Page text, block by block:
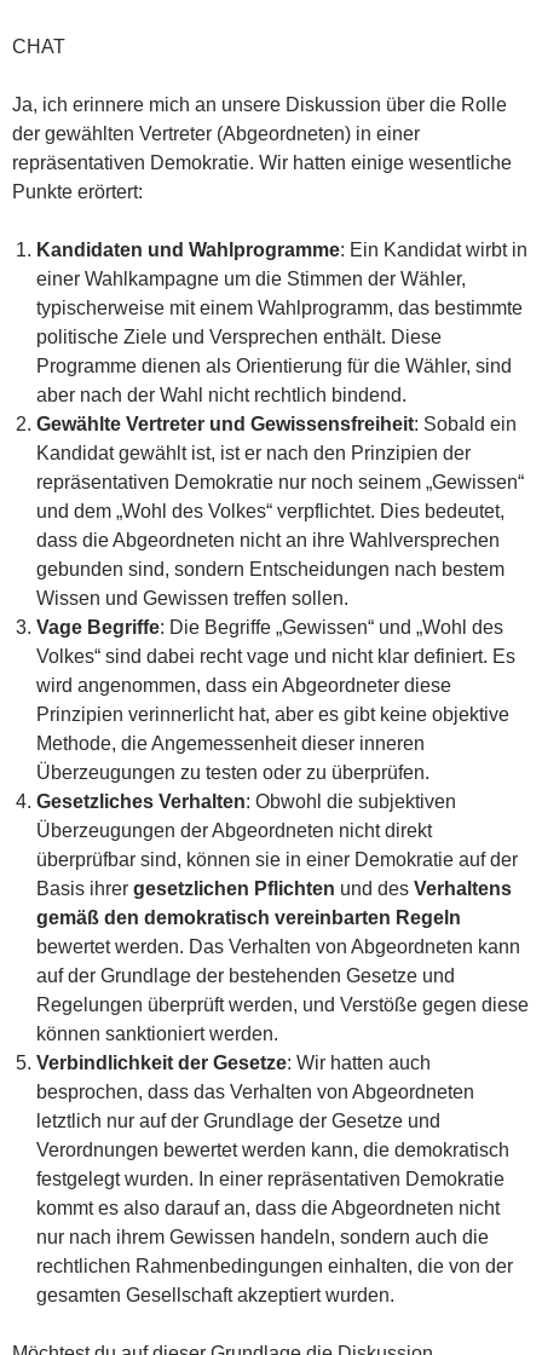
CHAT
Ja, ich erinnere mich an unsere Diskussion über die Rolle
der gewählten Vertreter (Abgeordneten) in einer
repräsentativen Demokratie. Wir hatten einige wesentliche
Punkte erörtert:
Kandidaten und Wahlprogramme: Ein Kandidat wirbt in
einer Wahlkampagne um die Stimmen der Wähler,
typischerweise mit einem Wahlprogramm, das bestimmte
politische Ziele und Versprechen enthält. Diese
Programme dienen als Orientierung für die Wähler, sind
aber nach der Wahl nicht rechtlich bindend.
Gewählte Vertreter und Gewissensfreiheit: Sobald ein
Kandidat gewählt ist, ist er nach den Prinzipien der
repräsentativen Demokratie nur noch seinem „Gewissen“
und dem „Wohl des Volkes“ verpflichtet. Dies bedeutet,
dass die Abgeordneten nicht an ihre Wahlversprechen
gebunden sind, sondern Entscheidungen nach bestem
Wissen und Gewissen treffen sollen.
Vage Begriffe: Die Begriffe „Gewissen“ und „Wohl des
Volkes“ sind dabei recht vage und nicht klar definiert. Es
wird angenommen, dass ein Abgeordneter diese
Prinzipien verinnerlicht hat, aber es gibt keine objektive
Methode, die Angemessenheit dieser inneren
Überzeugungen zu testen oder zu überprüfen.
Gesetzliches Verhalten: Obwohl die subjektiven
Überzeugungen der Abgeordneten nicht direkt
überprüfbar sind, können sie in einer Demokratie auf der
Basis ihrer gesetzlichen Pflichten und des Verhaltens
gemäß den demokratisch vereinbarten Regeln
bewertet werden. Das Verhalten von Abgeordneten kann
auf der Grundlage der bestehenden Gesetze und
Regelungen überprüft werden, und Verstöße gegen diese
können sanktioniert werden.
Verbindlichkeit der Gesetze: Wir hatten auch
besprochen, dass das Verhalten von Abgeordneten
letztlich nur auf der Grundlage der Gesetze und
Verordnungen bewertet werden kann, die demokratisch
festgelegt wurden. In einer repräsentativen Demokratie
kommt es also darauf an, dass die Abgeordneten nicht
nur nach ihrem Gewissen handeln, sondern auch die
rechtlichen Rahmenbedingungen einhalten, die von der
gesamten Gesellschaft akzeptiert wurden.